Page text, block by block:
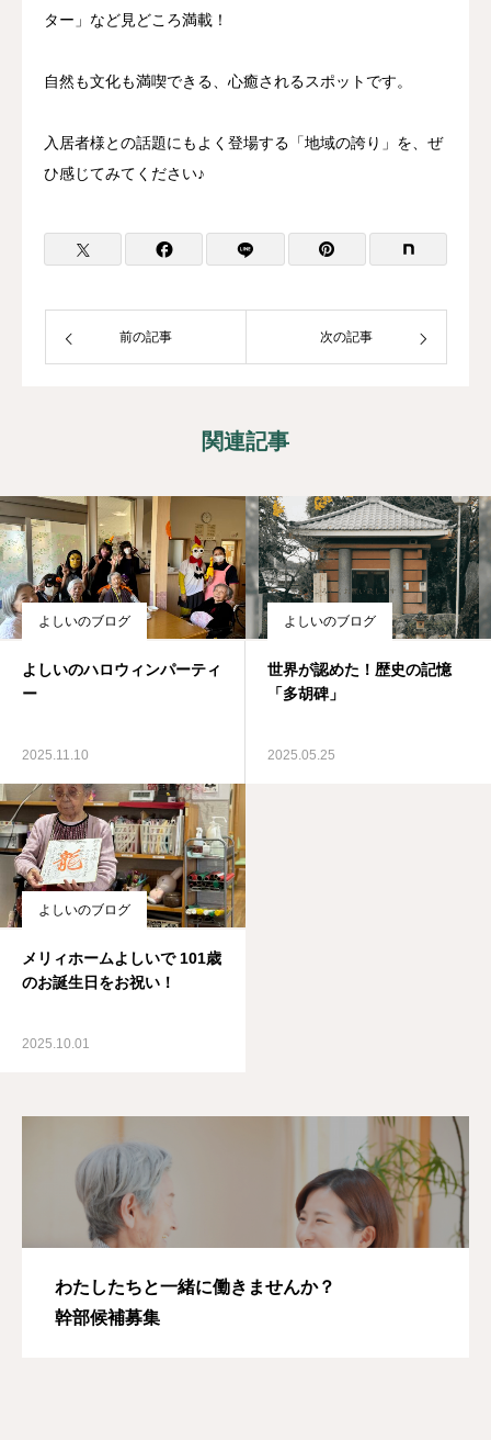
ター」など見どころ満載！
自然も文化も満喫できる、心癒されるスポットです。
入居者様との話題にもよく登場する「地域の誇り」を、ぜ
ひ感じてみてください♪
前の記事 次の記事
関連記事
よしいのブログ
よしいのハロウィンパーティ
ー
2025.11.10
よしいのブログ
世界が認めた！歴史の記憶
「多胡碑」
2025.05.25
よしいのブログ
メリィホームよしいで 101歳
のお誕生日をお祝い！
2025.10.01
わたしたちと一緒に働きませんか？
幹部候補募集